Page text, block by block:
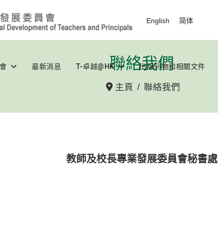
選擇你的語言
English 简体
最新消息 T-卓越@HK 出版刊物和相關文件
聯絡我們
主頁 聯絡我們
教師及校長專業發展委員會秘書處